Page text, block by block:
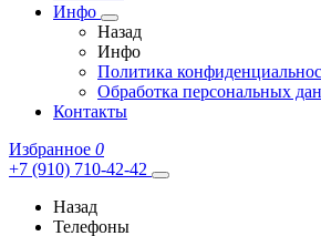
Инфо
Назад
Инфо
Политика
Обработка персональных
Контакты
Избранное 0
+7 (910) 710-42-42
Назад
Телефоны